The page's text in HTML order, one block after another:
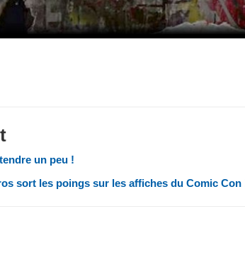
un peu !
sort les poings sur les affiches du Comic Con